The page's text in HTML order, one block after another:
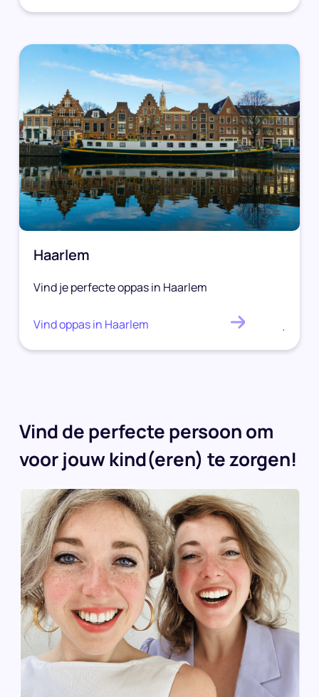
Haarlem
Vind je perfecte oppas in Haarlem
Vind oppas in Haarlem .
Vind de perfecte persoon om
voor jouw kind(eren) te zorgen!